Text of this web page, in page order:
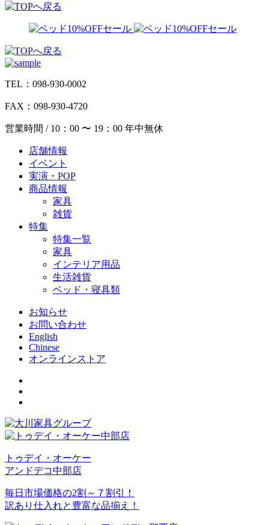
TEL：098-930-0002
FAX：098-930-4720
営業時間 / 10：00 〜 19：00 年中無休
店舗情報
イベント
実演・POP
商品情報
家具
雑貨
特集
特集一覧
家具
インテリア用品
生活雑貨
ベッド・寝具類
お知らせ
お問い合わせ
English
Chinese
オンラインストア
トゥデイ・オーケー
アンドデコ中部店
毎日市場価格の2割～７割引！
訳あり仕入れと豊富な品揃え！